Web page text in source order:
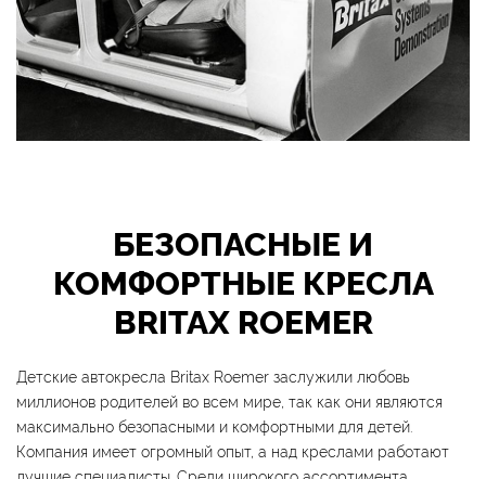
БЕЗОПАСНЫЕ И
КОМФОРТНЫЕ КРЕСЛА
BRITAX ROEMER
Детские автокресла Britax Roemer заслужили любовь
миллионов родителей во всем мире, так как они являются
максимально безопасными и комфортными для детей.
Компания имеет огромный опыт, а над креслами работают